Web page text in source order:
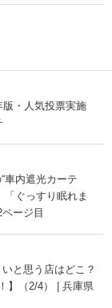
・人気投票実施
車内遮光カーテ
ぐっすり眠れま
ージ目
と思う店はどこ？
】（2/4） | 兵庫県